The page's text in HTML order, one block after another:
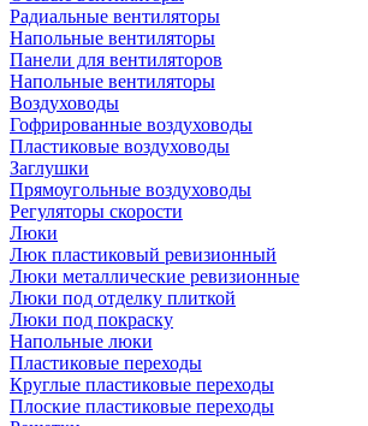
Радиальные вентиляторы
Напольные вентиляторы
Панели для вентиляторов
Напольные вентиляторы
Воздуховоды
Гофрированные воздуховоды
Пластиковые воздуховоды
Заглушки
Прямоугольные воздуховоды
Регуляторы скорости
Люки
Люк пластиковый ревизионный
Люки металлические ревизионные
Люки под отделку плиткой
Люки под покраску
Напольные люки
Пластиковые переходы
Круглые пластиковые переходы
Плоские пластиковые переходы